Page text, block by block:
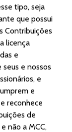
tipo, seja
que possui
Contribuições
licença
e
e nossos
e
e
reconhece
de
não a MCC,